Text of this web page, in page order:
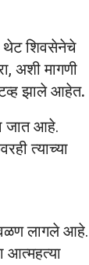
थेट शिवसेनेचे
अशी मागणी
झाले आहेत.
जात आहे.
त्याच्या
वळण लागले आहे.
आत्महत्या